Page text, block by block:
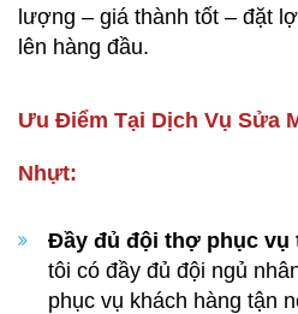
lượng – giá thành tốt – đặt
lên hàng đầu.
Ưu Điểm Tại Dịch Vụ Sửa
Nhựt:
Đầy đủ đội thợ phục vụ
tôi có đầy đủ đội ngủ
phục vụ khách hàng tận